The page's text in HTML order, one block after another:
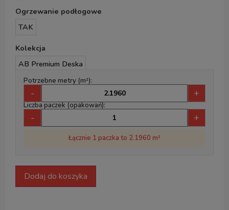
Ogrzewanie podłogowe
TAK
Kolekcja
AB Premium Deska
Potrzebne metry (m²):
- +
Liczba paczek (opakowań):
- +
Łącznie 1 paczka to 2.1960 m²
Dodaj do koszyka